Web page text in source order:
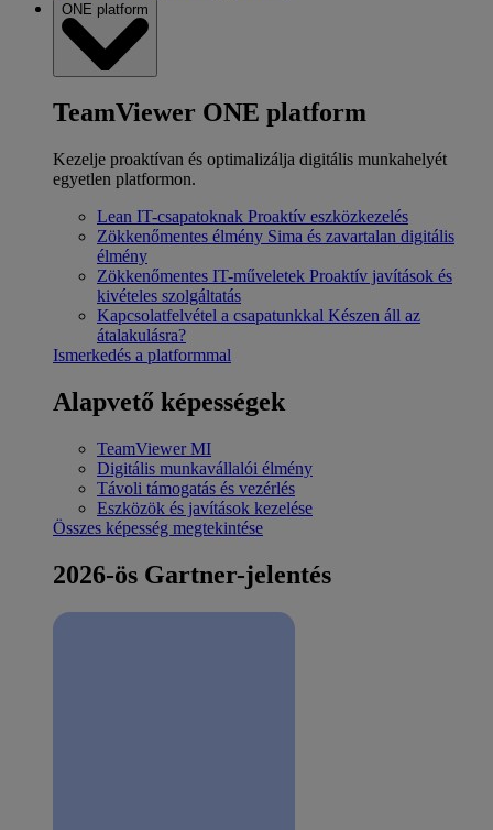
ONE platform
TeamViewer ONE platform
Kezelje proaktívan és optimalizálja digitális munkahelyét
egyetlen platformon.
Lean IT-csapatoknak Proaktív eszközkezelés
Zökkenőmentes élmény Sima és zavartalan digitális
élmény
Zökkenőmentes IT-műveletek Proaktív javítások és
kivételes szolgáltatás
Kapcsolatfelvétel a csapatunkkal Készen áll az
átalakulásra?
Ismerkedés a platformmal
Alapvető képességek
TeamViewer MI
Digitális munkavállalói élmény
Távoli támogatás és vezérlés
Eszközök és javítások kezelése
Összes képesség megtekintése
2026-ös Gartner-jelentés